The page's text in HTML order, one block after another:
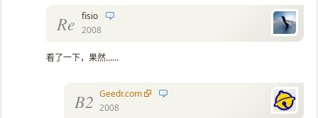
Re fisio
2008
看了一下，果然……
B2 Geedr.com
2008